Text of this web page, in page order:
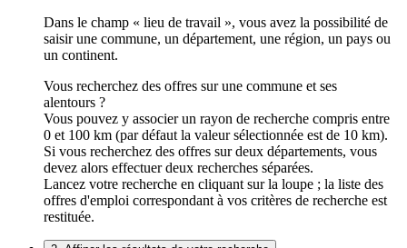
Dans le champ « lieu de travail », vous avez la possibilité de
saisir une commune, un département, une région, un pays ou
un continent.
Vous recherchez des offres sur une commune et ses
alentours ?
Vous pouvez y associer un rayon de recherche compris entre
0 et 100 km (par défaut la valeur sélectionnée est de 10 km).
Si vous recherchez des offres sur deux départements, vous
devez alors effectuer deux recherches séparées.
Lancez votre recherche en cliquant sur la loupe ; la liste des
offres d'emploi correspondant à vos critères de recherche est
restituée.